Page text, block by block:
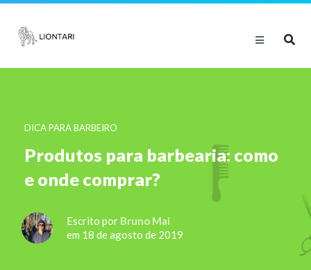
DICA PARA BARBEIRO
Produtos para barbearia: como
e onde comprar?
Escrito por Bruno Mai
em 18 de agosto de 2019